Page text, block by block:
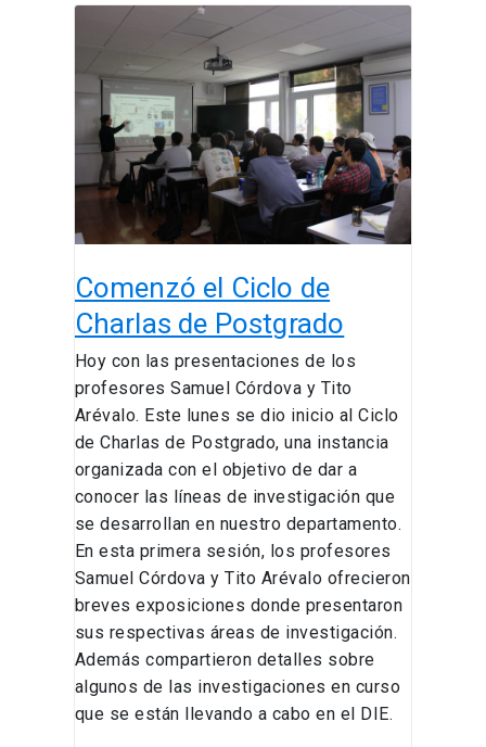
Comenzó el Ciclo de
Charlas de Postgrado
Hoy con las presentaciones de los
profesores Samuel Córdova y Tito
Arévalo. Este lunes se dio inicio al Ciclo
de Charlas de Postgrado, una instancia
organizada con el objetivo de dar a
conocer las líneas de investigación que
se desarrollan en nuestro departamento.
En esta primera sesión, los profesores
Samuel Córdova y Tito Arévalo ofrecieron
breves exposiciones donde presentaron
sus respectivas áreas de investigación.
Además compartieron detalles sobre
algunos de las investigaciones en curso
que se están llevando a cabo en el DIE.
Comenzó
Ciclo
de
Charlas
Postgrado